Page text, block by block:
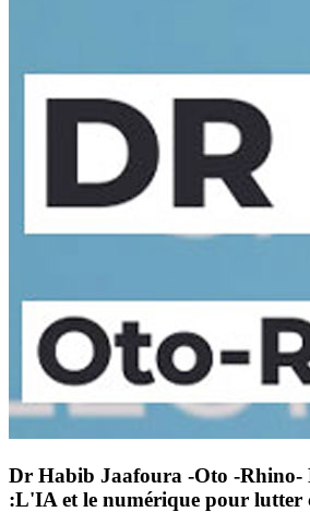
Dr Habib Jaafoura -Oto -Rhino-
:L'IA et le numérique pour lutter